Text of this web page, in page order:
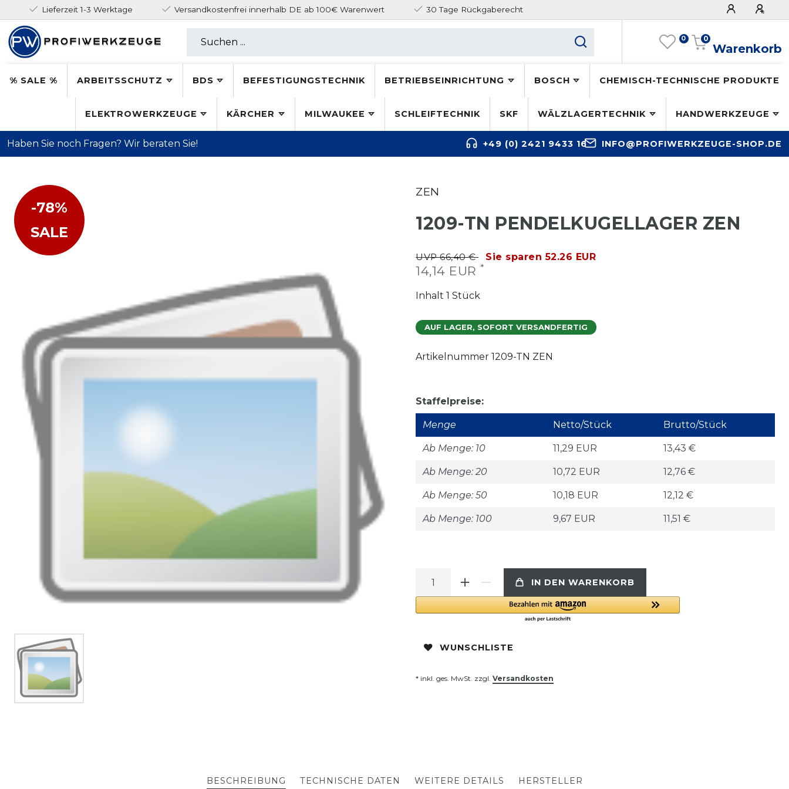
Lieferzeit 1-3 Werktage Versandkostenfrei innerhalb DE ab 100€ Warenwert 30 Tage Rückgaberecht
0
Warenkorb
0
% SALE % ARBEITSSCHUTZ BDS BEFESTIGUNGSTECHNIK BETRIEBSEINRICHTUNG BOSCH CHEMISCH-TECHNISCHE PRODUKTE
ELEKTROWERKZEUGE KÄRCHER MILWAUKEE SCHLEIFTECHNIK SKF WÄLZLAGERTECHNIK HANDWERKZEUGE
Haben Sie noch Fragen? Wir beraten Sie! +49 (0) 2421 9433 16 INFO@PROFIWERKZEUGE-SHOP.DE
-78%
SALE
ZEN
1209-TN PENDELKUGELLAGER ZEN
UVP 66,40 € Sie sparen 52.26 EUR
14,14 EUR *
Inhalt 1 Stück
AUF LAGER, SOFORT VERSANDFERTIG
Artikelnummer 1209-TN ZEN
Staffelpreise:
Menge Netto/Stück Brutto/Stück
Ab Menge: 10 11,29 EUR 13,43 €
Ab Menge: 20 10,72 EUR 12,76 €
Ab Menge: 50 10,18 EUR 12,12 €
Ab Menge: 100 9,67 EUR 11,51 €
IN DEN WARENKORB
WUNSCHLISTE
* inkl. ges. MwSt. zzgl. Versandkosten
BESCHREIBUNG TECHNISCHE DATEN WEITERE DETAILS HERSTELLER